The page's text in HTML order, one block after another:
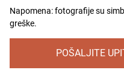
Napomena: fotografije su
greške.
POŠALJITE